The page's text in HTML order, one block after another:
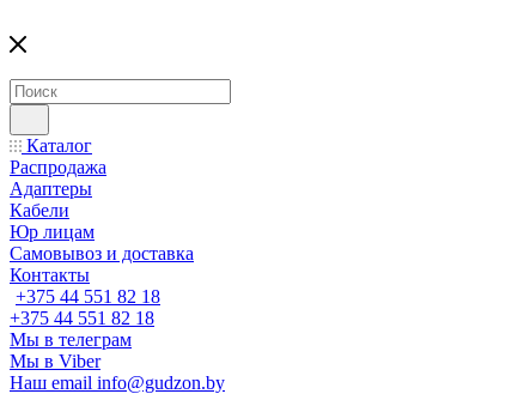
Каталог
Распродажа
Адаптеры
Кабели
Юр лицам
Самовывоз и доставка
Контакты
+375 44 551 82 18
+375 44 551 82 18
Мы в телеграм
Мы в Viber
Наш email info@gudzon.by